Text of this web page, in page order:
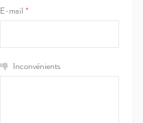
E-mail *
Inconvénients